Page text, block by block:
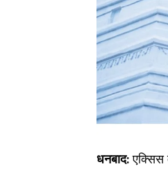
धनबाद:एक्सिस